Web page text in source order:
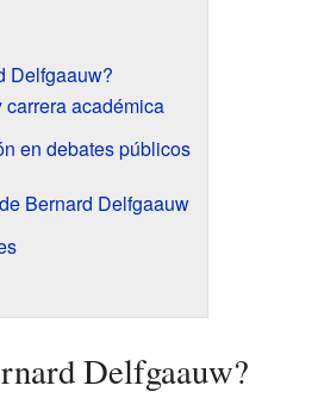
Delfgaauw?
académica
en debates públicos
Bernard Delfgaauw
Delfgaauw?